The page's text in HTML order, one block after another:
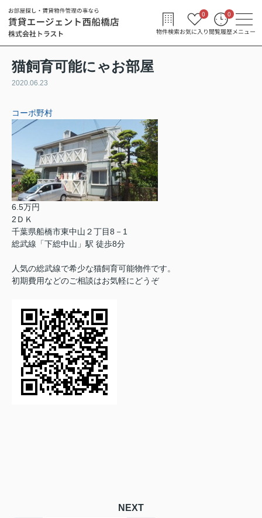
物件検索お気に入り
0
閲覧履歴
0
メニュー
猫飼育可能にゃお部屋
2020.06.23
コーポ野村
6.5万円
2ＤＫ
千葉県船橋市東中山２丁目8－1
総武線「下総中山」駅 徒歩8分
人気の総武線で希少な猫飼育可能物件です。
初期費用などのご相談はお気軽にどうぞ
NEXT